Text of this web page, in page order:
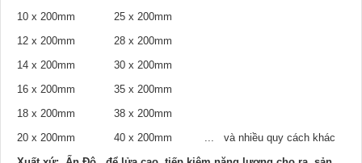
10 x 200mm 25 x 200mm
12 x 200mm 28 x 200mm
14 x 200mm 30 x 200mm
16 x 200mm 35 x 200mm
18 x 200mm 38 x 200mm
20 x 200mm 40 x 200mm ... và nhiều quy cách khác